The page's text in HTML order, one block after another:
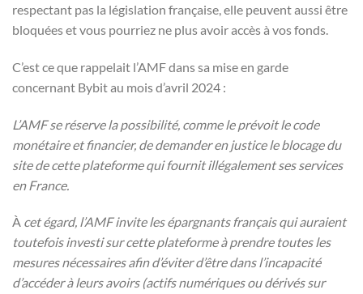
respectant pas la législation française, elle peuvent aussi être
bloquées et vous pourriez ne plus avoir accès à vos fonds.
C’est ce que rappelait l’AMF dans sa mise en garde
concernant Bybit au mois d’avril 2024 :
L’AMF se réserve la possibilité, comme le prévoit le code
monétaire et financier, de demander en justice le blocage du
site de cette plateforme qui fournit illégalement ses services
en France.
À cet égard, l’AMF invite les épargnants français qui auraient
toutefois investi sur cette plateforme à prendre toutes les
mesures nécessaires afin d’éviter d’être dans l’incapacité
d’accéder à leurs avoirs (actifs numériques ou dérivés sur